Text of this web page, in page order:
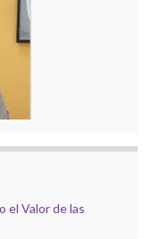
el Valor de las